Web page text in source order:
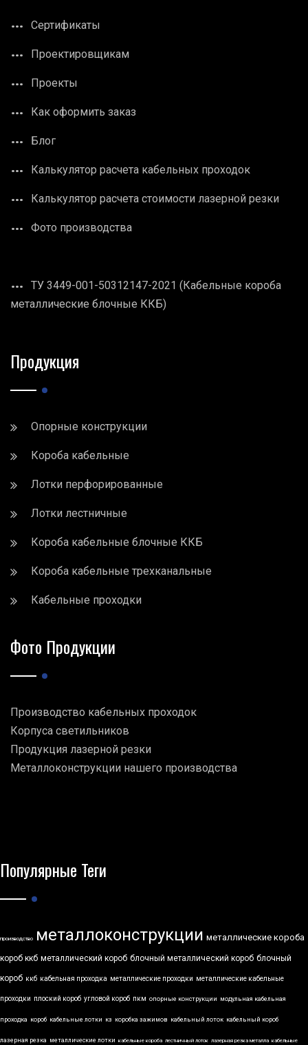
Сертификаты
Проектировщикам
Проекты
Как оформить заказ
Блог
Калькулятор расчета кабельных проходок
Калькулятор расчета стоимости лазерной резки
Фото производства
ТУ 3449-001-50312147-2021 (Кабельные короба
металлические блочные ККБ)
Продукция
Опорные конструкции
Короба кабельные
Лотки перфорированные
Лотки лестничные
Короба кабельные блочные ККБ
Короба кабельные трехканальные
Кабельные проходки
Фото Продукции
Производство кабельных проходок
Корпуса светильников
Продукция лазерной резки
Металлоконструкции нашего производства
Популярные Теги
производство металлоконструкции металлические короба
короб ккб металлический короб блочный металлический короб блочный
короб ккб кабельная проходка металлические проходки металлические кабельные
проходки плоский короб угловой короб пкм опорные конструкции модульная кабельная
проходка короб кабельные лотки кз коробка зажимов кабельный лоток кабельный короб
лазерная резка металлические лотки кабельные короба лестничный лоток лазерная резка металла кабельные